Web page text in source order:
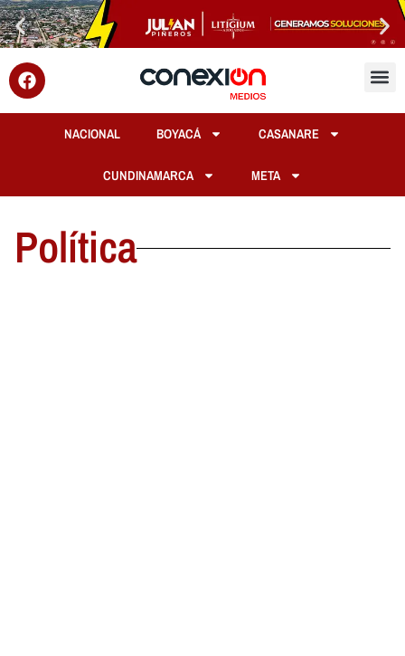
NACIONAL BOYACÁ CASANARE
CUNDINAMARCA META
Política